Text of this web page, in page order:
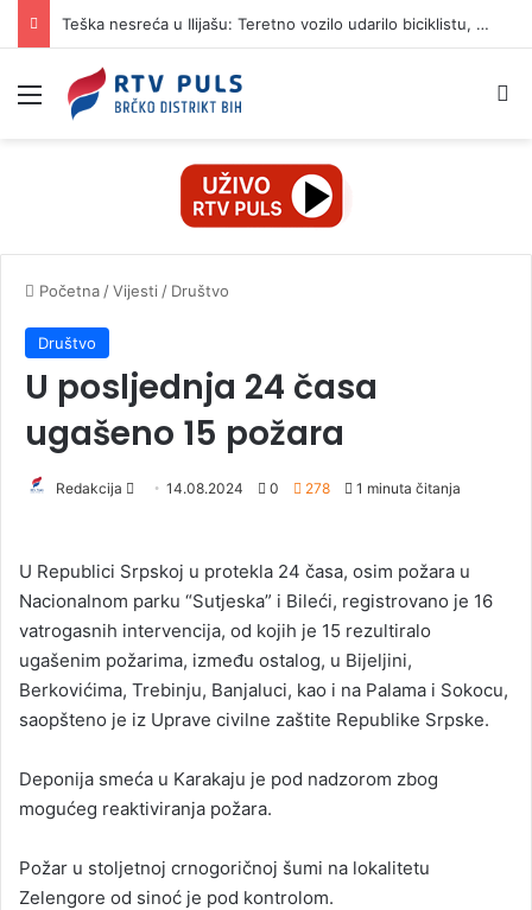
Teška nesreća u Ilijašu: Teretno vozilo udarilo biciklistu, 75-godišnjak zadržan u bolnici
Izbornik
Početna /Vijesti / Društvo
Društvo
U posljednja 24 časa
ugašeno 15 požara
Redakcija
d
a
n
e
m
a
l
14.08.2024 0 278 1 minuta čitanja
U Republici Srpskoj u protekla 24 časa, osim požara u
Nacionalnom parku “Sutjeska” i Bileći, registrovano je 16
vatrogasnih intervencija, od kojih je 15 rezultiralo
ugašenim požarima, između ostalog, u Bijeljini,
Berkovićima, Trebinju, Banjaluci, kao i na Palama i Sokocu,
saopšteno je iz Uprave civilne zaštite Republike Srpske.
Deponija smeća u Karakaju je pod nadzorom zbog
mogućeg reaktiviranja požara.
Požar u stoljetnoj crnogoričnoj šumi na lokalitetu
Zelengore od sinoć je pod kontrolom.